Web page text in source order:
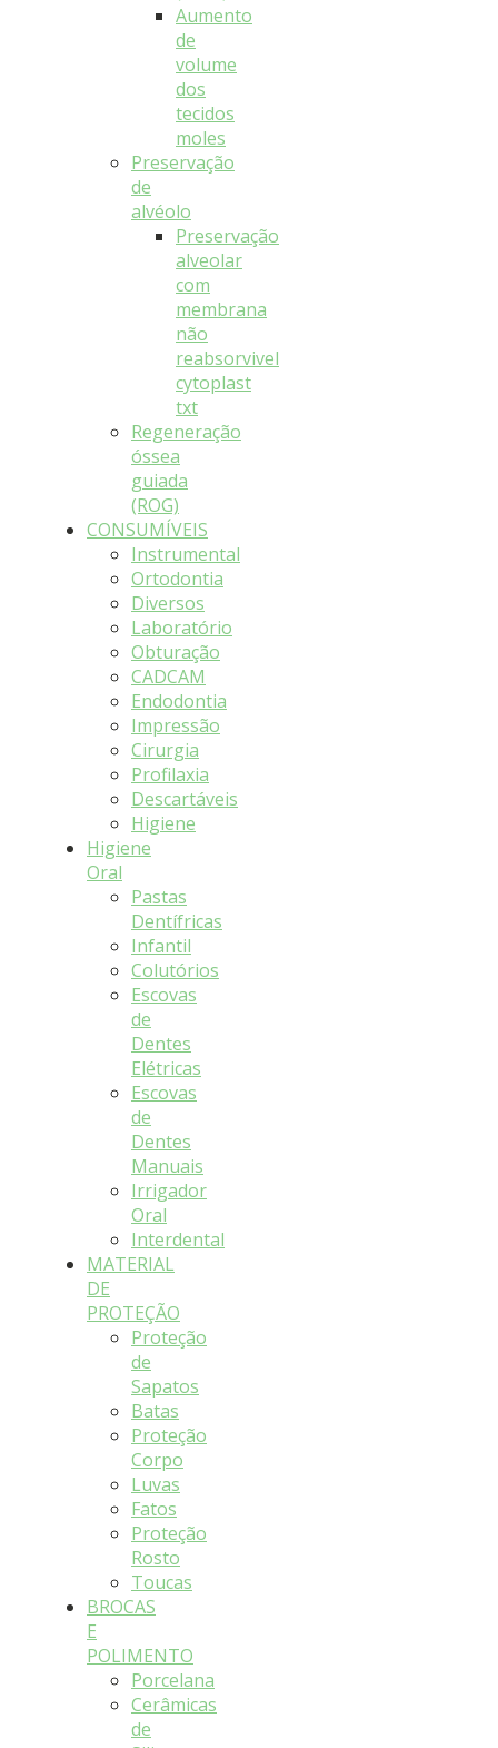
Aumento
de
volume
dos
tecidos
moles
Preservação
de
alvéolo
Preservação
alveolar
com
membrana
não
reabsorvivel
cytoplast
txt
Regeneração
óssea
guiada
(ROG)
CONSUMÍVEIS
Instrumental
Ortodontia
Diversos
Laboratório
Obturação
CADCAM
Endodontia
Impressão
Cirurgia
Profilaxia
Descartáveis
Higiene
Higiene
Oral
Pastas
Dentífricas
Infantil
Colutórios
Escovas
de
Dentes
Elétricas
Escovas
de
Dentes
Manuais
Irrigador
Oral
Interdental
MATERIAL
DE
PROTEÇÃO
Proteção
de
Sapatos
Batas
Proteção
Corpo
Luvas
Fatos
Proteção
Rosto
Toucas
BROCAS
E
POLIMENTO
Porcelana
Cerâmicas
de